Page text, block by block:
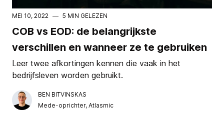
MEI 10, 2022 — 5 MIN GELEZEN
COB vs EOD: de belangrijkste
verschillen en wanneer ze te gebruiken
Leer twee afkortingen kennen die vaak in het
bedrijfsleven worden gebruikt.
BEN BITVINSKAS
Mede-oprichter, Atlasmic